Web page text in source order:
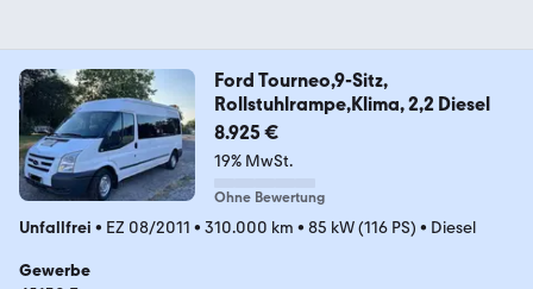
Ford Tourneo,9-Sitz,
Rollstuhlrampe,Klima, 2,2 Diesel
8.925 €
19% MwSt.
Ohne Bewertung
Unfallfrei • EZ 08/2011 • 310.000 km • 85 kW (116 PS) • Diesel
Gewerbe